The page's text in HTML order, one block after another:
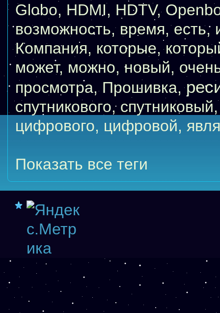
Globo, HDMI, HDTV,
возможность, время,есть,
Компания, которые,
может, можно, новый,
просмотра, Прошивка,
спутникового, спутниковый
цифрового, цифровой,
Показать все теги